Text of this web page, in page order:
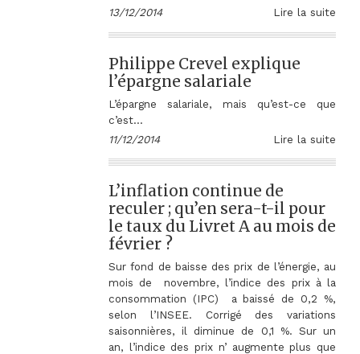
13/12/2014
Lire la suite
Philippe Crevel explique
l’épargne salariale
L’épargne salariale, mais qu’est-ce que
c’est…
11/12/2014
Lire la suite
L’inflation continue de
reculer ; qu’en sera-t-il pour
le taux du Livret A au mois de
février ?
Sur fond de baisse des prix de l’énergie, au
mois de novembre, l’indice des prix à la
consommation (IPC) a baissé de 0,2 %,
selon l’INSEE. Corrigé des variations
saisonnières, il diminue de 0,1 %. Sur un
an, l’indice des prix n’ augmente plus que